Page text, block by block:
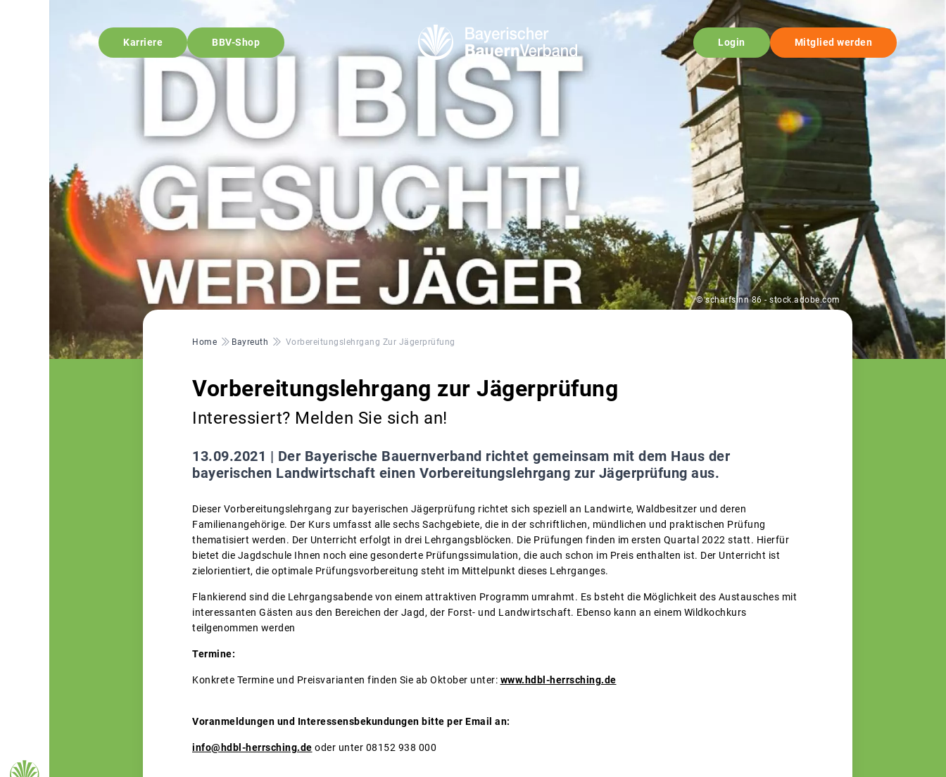
Karriere BBV-Shop Login Mitglied werden
© scharfsinn 86 - stock.adobe.com
Pfadnavigation
Home Bayreuth Vorbereitungslehrgang Zur Jägerprüfung
Vorbereitungslehrgang zur Jägerprüfung
Interessiert? Melden Sie sich an!
13.09.2021 | Der Bayerische Bauernverband richtet gemeinsam mit dem Haus der
bayerischen Landwirtschaft einen Vorbereitungslehrgang zur Jägerprüfung aus.
Dieser Vorbereitungslehrgang zur bayerischen Jägerprüfung richtet sich speziell an Landwirte, Waldbesitzer und deren
Familienangehörige. Der Kurs umfasst alle sechs Sachgebiete, die in der schriftlichen, mündlichen und praktischen Prüfung
thematisiert werden. Der Unterricht erfolgt in drei Lehrgangsblöcken. Die Prüfungen finden im ersten Quartal 2022 statt. Hierfür
bietet die Jagdschule Ihnen noch eine gesonderte Prüfungssimulation, die auch schon im Preis enthalten ist. Der Unterricht ist
zielorientiert, die optimale Prüfungsvorbereitung steht im Mittelpunkt dieses Lehrganges.
Flankierend sind die Lehrgangsabende von einem attraktiven Programm umrahmt. Es bsteht die Möglichkeit des Austausches mit
interessanten Gästen aus den Bereichen der Jagd, der Forst- und Landwirtschaft. Ebenso kann an einem Wildkochkurs
teilgenommen werden
Termine:
Konkrete Termine und Preisvarianten finden Sie ab Oktober unter: www.hdbl-herrsching.de
Voranmeldungen und Interessensbekundungen bitte per Email an:
info@hdbl-herrsching.de oder unter 08152 938 000